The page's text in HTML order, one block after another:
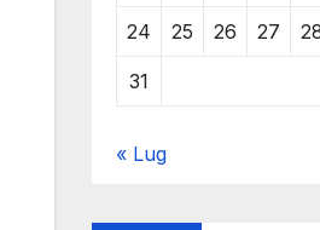
24 25 26 27
31
« Lug